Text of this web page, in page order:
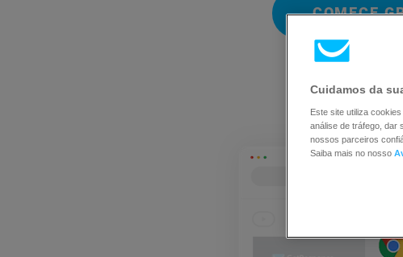
COMECE
EXPERIMENTE
Cuidamos da
Este site utiliza
análise de tráfego, dar
nossos parceiros
Saiba mais no nosso